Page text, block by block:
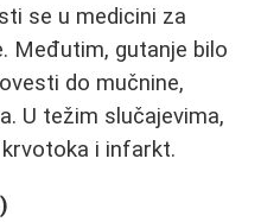
se u medicini za
Međutim, gutanje bilo
do mučnine,
U težim slučajevima,
i infarkt.